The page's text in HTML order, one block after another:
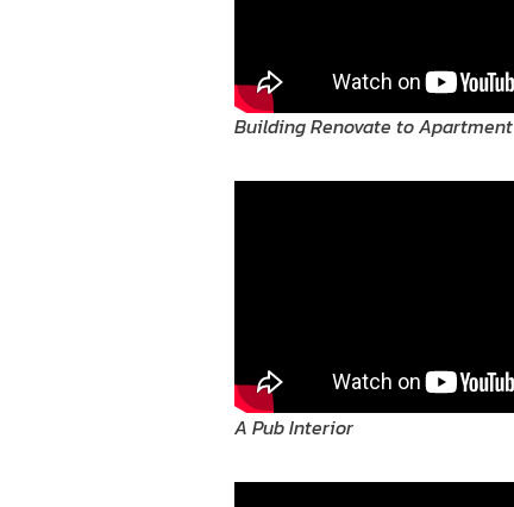
Building Renovate to Apartment
A Pub Interior